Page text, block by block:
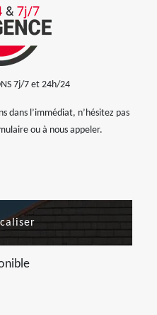
7j/7 et 24h/24
dans l’immédiat, n’hésitez pas
ou à nous appeler.